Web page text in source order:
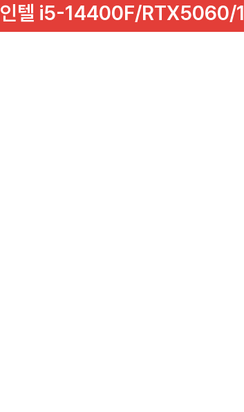
인텔 i5-14400F/RTX5060/